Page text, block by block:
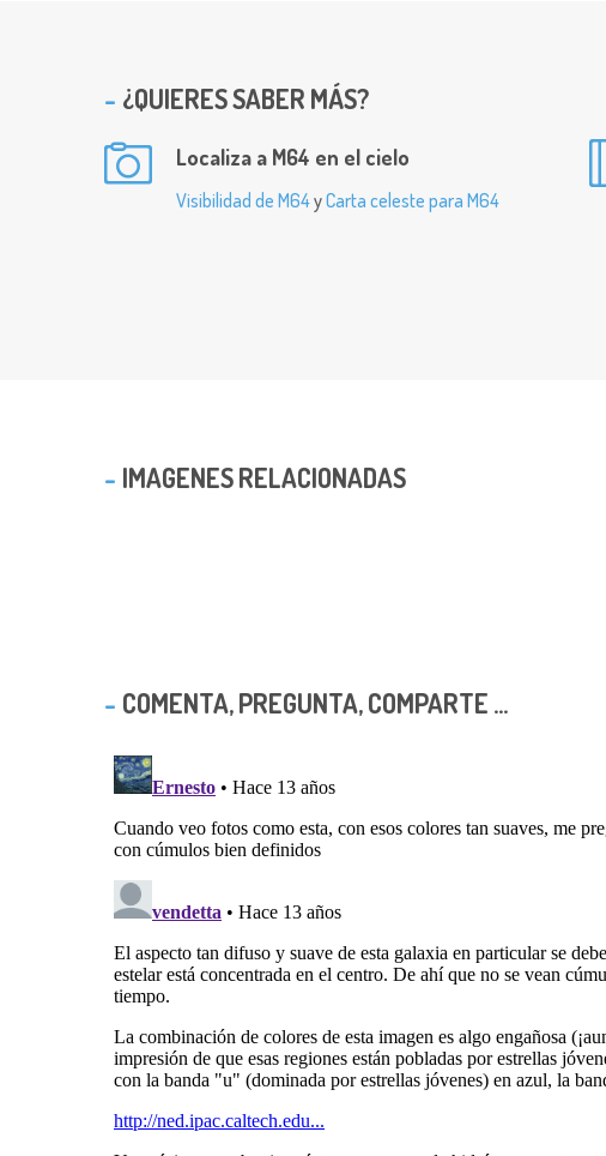
¿QUIERES SABER MÁS?
Localiza a M64 en el cielo
Visibilidad de M64yCarta celeste para M64
IMAGENES RELACIONADAS
COMENTA, PREGUNTA, COMPARTE ...